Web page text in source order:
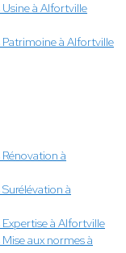
à Alfortville
à Alfortville
à
à
à Alfortville
aux normes à